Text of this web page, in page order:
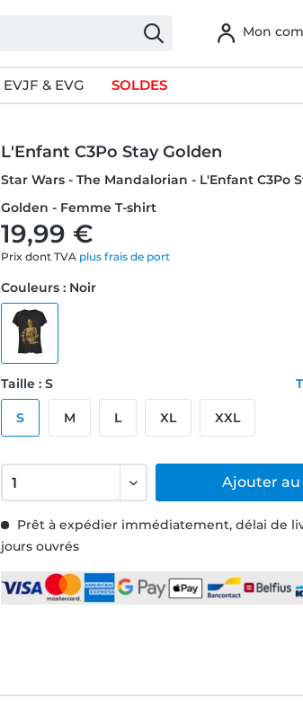
Mon
EVJF & EVG SOLDES
L'Enfant C3Po Stay Golden
Star Wars - The Mandalorian - L'Enfant C3Po
Golden - Femme T-shirt
19,99 €
Prix dont TVA plus frais de port
Prêt à expédier immédiatement, délai de
jours ouvrés
Couleurs : Noir
Taille : S
S M L XL XXL
Ajouter au